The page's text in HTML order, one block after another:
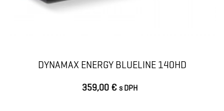
DYNAMAX ENERGY BLUELINE 140HD
359,00 € s DPH